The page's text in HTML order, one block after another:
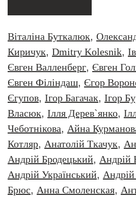
Віталіна Буткалюк,
Киричук, Dmitry Kolesnik,
Євген Валленберг, Євген
Євген Філіндаш, Єгор
Єгупов, Ігор Багачак, Ігор
Власюк, Ілля Дерев`янко,
Чеботнікова, Айна
Котляр, Анатолiй Ткачук,
Андрій Бродецький, Андрій
Андрій Український,
Брюс, Анна Смоленская,